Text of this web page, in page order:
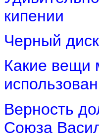
кипении
Черный
Какие вещи
Верность
Союза